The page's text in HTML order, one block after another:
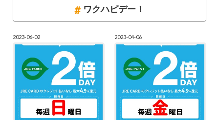
ワクハピデー！
2023-06-02 2023-04-06